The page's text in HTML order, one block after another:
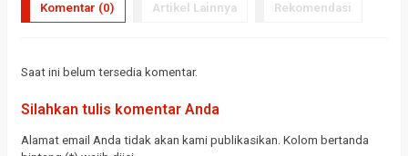
Komentar (0) Artikel Lainnya Rekomendasi
Saat ini belum tersedia komentar.
Silahkan tulis komentar Anda
Alamat email Anda tidak akan kami publikasikan. Kolom bertanda